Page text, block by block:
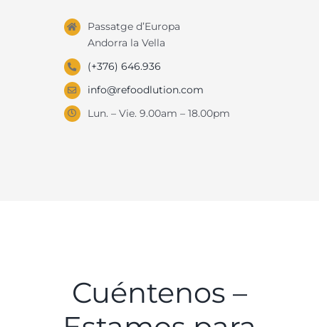
Passatge d’Europa
Andorra la Vella
(+376) 646.936
info@refoodlution.com
Lun. – Vie. 9.00am – 18.00pm
Cuéntenos –